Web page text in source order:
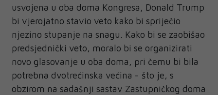
usvojena u oba doma Kongresa, Donald Trump
bi vjerojatno stavio veto kako bi spriječio
njezino stupanje na snagu. Kako bi se zaobišao
predsjednički veto, moralo bi se organizirati
novo glasovanje u oba doma, pri čemu bi bila
potrebna dvotrećinska većina - što je, s
obzirom na sadašnji sastav Zastupničkog doma